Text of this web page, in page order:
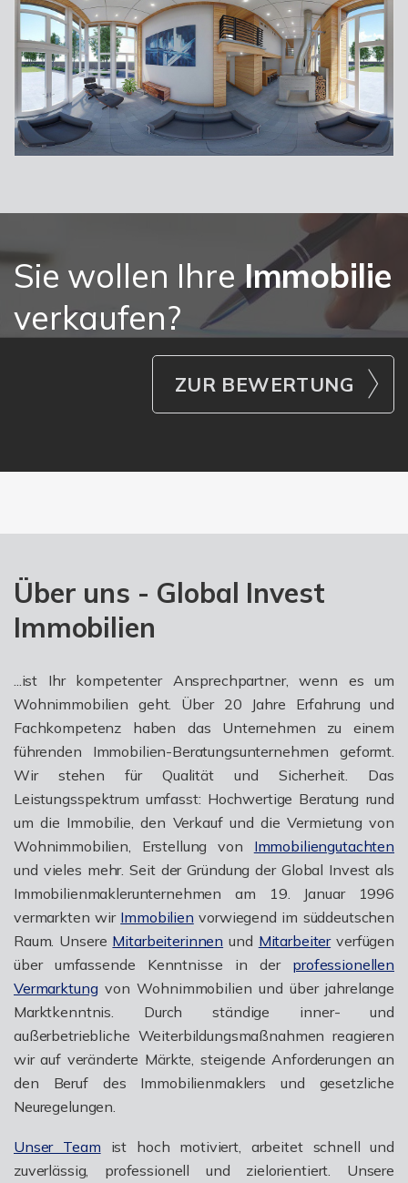
Sie wollen IhreImmobilie
verkaufen?
ZUR BEWERTUNG
Über uns - Global Invest
Immobilien
...ist Ihr kompetenter Ansprechpartner, wenn es um
Wohnimmobilien geht. Über 20 Jahre Erfahrung und
Fachkompetenz haben das Unternehmen zu einem
führenden Immobilien-Beratungsunternehmen geformt.
Wir stehen für Qualität und Sicherheit. Das
Leistungsspektrum umfasst: Hochwertige Beratung rund
um die Immobilie, den Verkauf und die Vermietung von
Wohnimmobilien, Erstellung von Immobiliengutachten
und vieles mehr. Seit der Gründung der Global Invest als
Immobilienmaklerunternehmen am 19. Januar 1996
vermarkten wir Immobilien vorwiegend im süddeutschen
Raum. Unsere Mitarbeiterinnen und Mitarbeiterverfügen
über umfassende Kenntnisse in der professionellen
Vermarktung von Wohnimmobilien und über jahrelange
Marktkenntnis. Durch ständige inner- und
außerbetriebliche Weiterbildungsmaßnahmen reagieren
wir auf veränderte Märkte, steigende Anforderungen an
den Beruf des Immobilienmaklers und gesetzliche
Neuregelungen.
Unser Team ist hoch motiviert, arbeitet schnell und
zuverlässig, professionell und zielorientiert. Unsere